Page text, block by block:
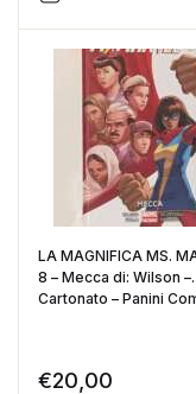
LA MAGNIFICA MS.
8 – Mecca di: Wilson –
Cartonato – Panini
€20,00